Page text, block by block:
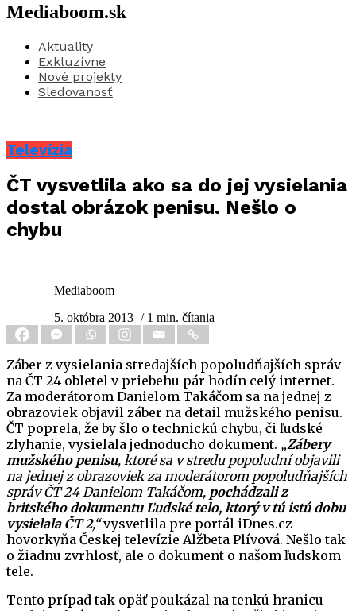
Mediaboom.sk
Aktuality
Exkluzívne
Nové projekty
Sledovanosť
Televízia
ČT vysvetlila ako sa do jej vysielania
dostal obrázok penisu. Nešlo o
chybu
Mediaboom
5. októbra 2013 / 1 min. čítania
Záber z vysielania stredajších popoludňajších správ
na ČT 24 obletel v priebehu pár hodín celý internet.
Za moderátorom Danielom Takáčom sa na jednej z
obrazoviek objavil záber na detail mužského penisu.
ČT poprela, že by šlo o technickú chybu, či ľudské
zlyhanie, vysielala jednoducho dokument. „Zábery
mužského penisu, ktoré sa v stredu popoludní objavili
na jednej z obrazoviek za moderátorom popoludňajších
správ ČT 24 Danielom Takáčom, pochádzali z
britského dokumentu Ľudské telo, ktorý v tú istú dobu
vysielala ČT 2,“vysvetlila pre portál iDnes.cz
hovorkyňa Českej televízie Alžbeta Plívová. Nešlo tak
o žiadnu zvrhlosť, ale o dokument o našom ľudskom
tele.
Tento prípad tak opäť poukázal na tenkú hranicu